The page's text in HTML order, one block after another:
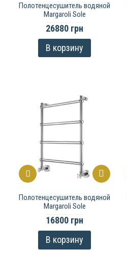
Полотенцесушитель водяной
Margaroli Sole
26880 грн
В корзину
Полотенцесушитель водяной
Margaroli Sole
16800 грн
В корзину